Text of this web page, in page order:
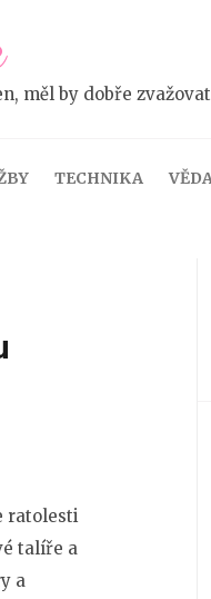
by dobře
TECHNIKA
ratolesti
talíře a
a